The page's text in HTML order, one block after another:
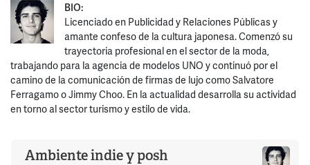
BIO:
Licenciado en Publicidad y Relaciones Públicas y
amante confeso de la cultura japonesa. Comenzó su
trayectoria profesional en el sector de la moda,
trabajando para la agencia de modelos UNO y continuó por el
camino de la comunicación de firmas de lujo como Salvatore
Ferragamo o Jimmy Choo. En la actualidad desarrolla su actividad
en torno al sector turismo y estilo de vida.
Ambiente indie y posh